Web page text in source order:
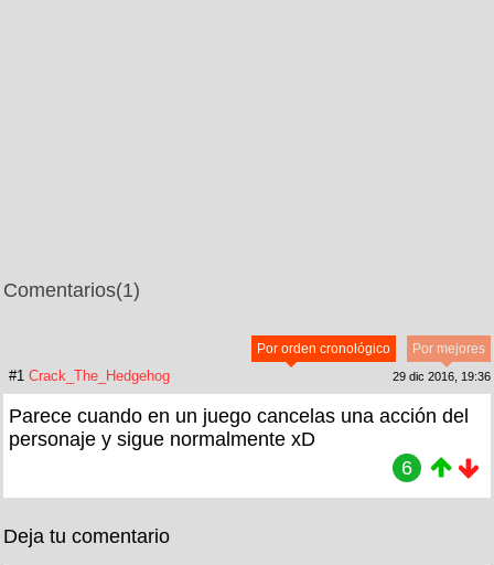
Comentarios(1)
Por mejores
Por orden cronológico
#1 Crack_The_Hedgehog 29 dic 2016, 19:36
Parece cuando en un juego cancelas una acción del
personaje y sigue normalmente xD
6
Deja tu comentario